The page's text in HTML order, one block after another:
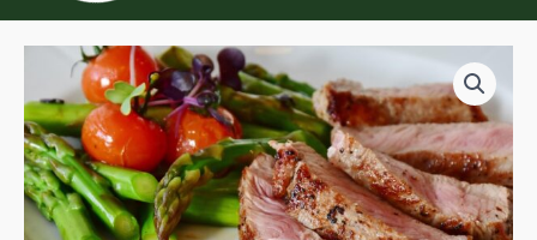
肉
料
理
班